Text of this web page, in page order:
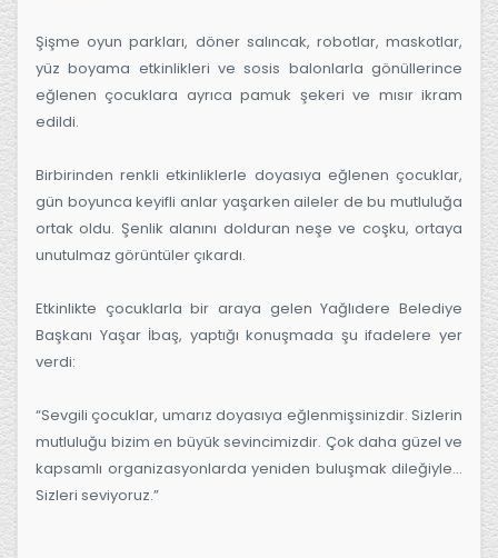
Şişme oyun parkları, döner salıncak, robotlar, maskotlar,
yüz boyama etkinlikleri ve sosis balonlarla gönüllerince
eğlenen çocuklara ayrıca pamuk şekeri ve mısır ikram
edildi.
Birbirinden renkli etkinliklerle doyasıya eğlenen çocuklar,
gün boyunca keyifli anlar yaşarken aileler de bu mutluluğa
ortak oldu. Şenlik alanını dolduran neşe ve coşku, ortaya
unutulmaz görüntüler çıkardı.
Etkinlikte çocuklarla bir araya gelen Yağlıdere Belediye
Başkanı Yaşar İbaş, yaptığı konuşmada şu ifadelere yer
verdi:
“Sevgili çocuklar, umarız doyasıya eğlenmişsinizdir. Sizlerin
mutluluğu bizim en büyük sevincimizdir. Çok daha güzel ve
kapsamlı organizasyonlarda yeniden buluşmak dileğiyle…
Sizleri seviyoruz.”